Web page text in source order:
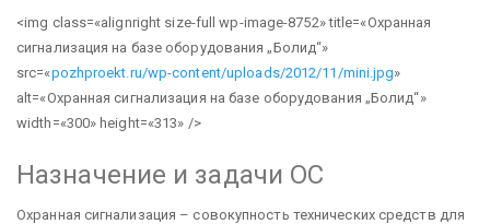
<img class=«alignright size-full wp-image-8752» title=«Охранная
сигнализация на базе оборудования „Болид“»
src=«pozhproekt.ru/wp-content/uploads/2012/11/mini.jpg»
alt=«Охранная сигнализация на базе оборудования „Болид“»
width=«300» height=«313» />
Назначение и задачи ОС
Охранная сигнализация – совокупность технических средств для